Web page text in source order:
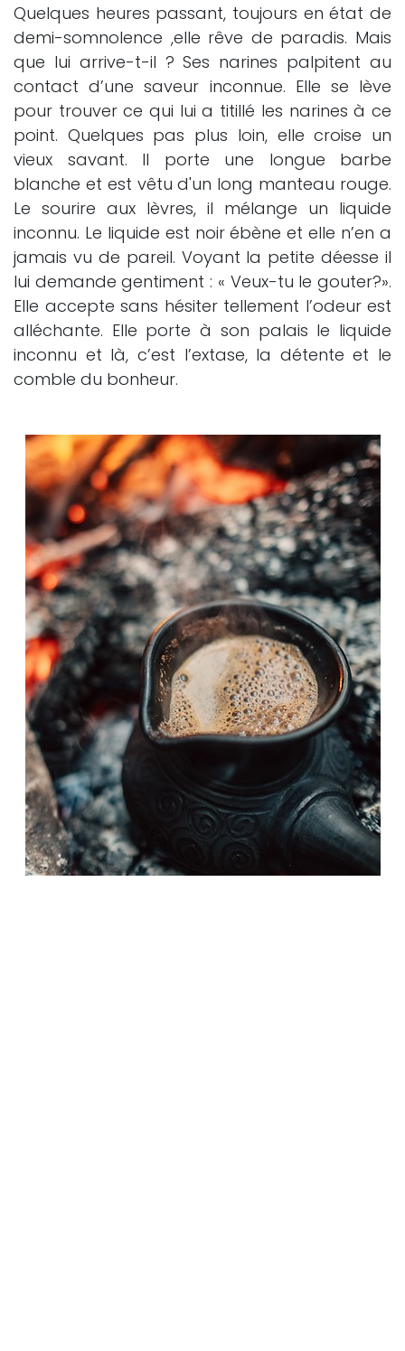
Quelques heures passant, toujours en état de
demi-somnolence ,elle rêve de paradis. Mais
que lui arrive-t-il ? Ses narines palpitent au
contact d’une saveur inconnue. Elle se lève
pour trouver ce qui lui a titillé les narines à ce
point. Quelques pas plus loin, elle croise un
vieux savant. Il porte une longue barbe
blanche et est vêtu d'un long manteau rouge.
Le sourire aux lèvres, il mélange un liquide
inconnu. Le liquide est noir ébène et elle n’en a
jamais vu de pareil. Voyant la petite déesse il
lui demande gentiment : « Veux-tu le gouter?».
Elle accepte sans hésiter tellement l’odeur est
alléchante. Elle porte à son palais le liquide
inconnu et là, c’est l’extase, la détente et le
comble du bonheur.